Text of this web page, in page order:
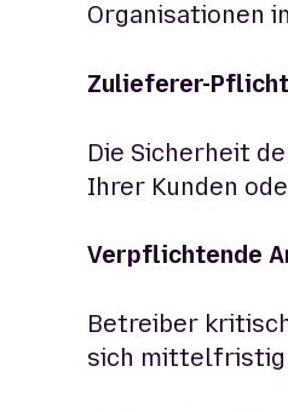
Organisationen
Zulieferer-
Die Sicherheit
Ihrer Kunden
Verpflichtende
Betreiber
sich mittelfristig